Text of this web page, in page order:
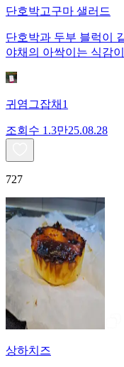
단호박고구마 샐러드
단호박과 두부 블럭이
야채의 아싹이는 식감
귀염그잡채1
조회수 1.3만25.08.28
727
상하치즈